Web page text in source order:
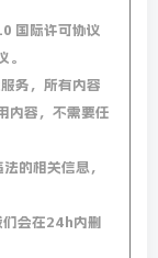
国际许可协议
。
务，所有内容
内容，不需要任
的相关信息，
会在24h内删